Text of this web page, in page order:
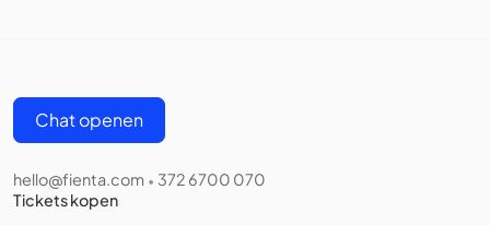
Chat openen
hello@fienta.com • 372 6700 070
Tickets kopen